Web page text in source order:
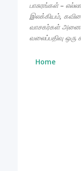
பாசுரங்கள் –
இலக்கியம்,
வாசகர்கள்
வலைப்பதிவு ஒரு
Home